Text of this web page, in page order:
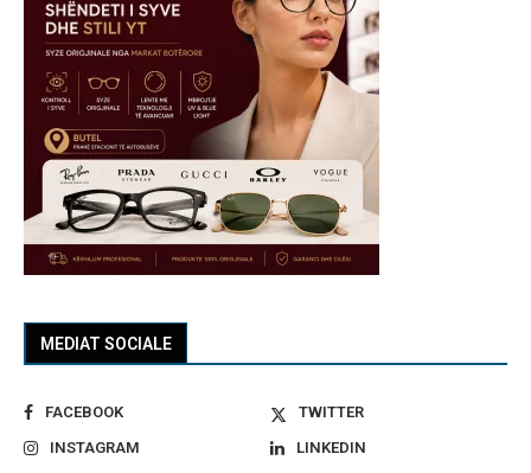
MEDIAT SOCIALE
FACEBOOK
TWITTER
INSTAGRAM
LINKEDIN